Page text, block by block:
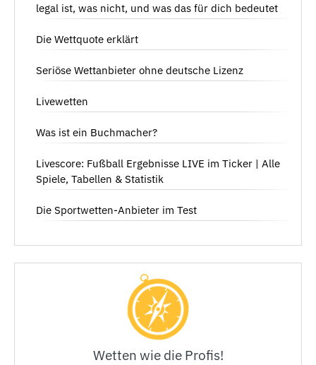
legal ist, was nicht, und was das für dich bedeutet
Die Wettquote erklärt
Seriöse Wettanbieter ohne deutsche Lizenz
Livewetten
Was ist ein Buchmacher?
Livescore: Fußball Ergebnisse LIVE im Ticker | Alle
Spiele, Tabellen & Statistik
Die Sportwetten-Anbieter im Test
Wetten wie die Profis!